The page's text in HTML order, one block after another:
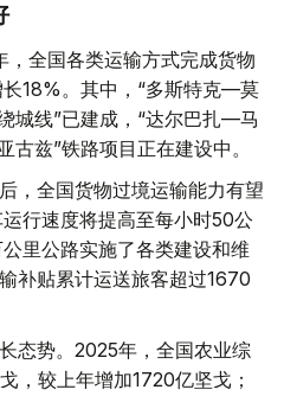
，全国各类运输方式完成货物
18%。其中，“多斯特克—莫
城线”已建成，“达尔巴扎—马
兹”铁路项目正在建设中。
，全国货物过境运输能力有望
行速度将提高至每小时50公
里公路实施了各类建设和维
补贴累计运送旅客超过1670
态势。2025年，全国农业综
，较上年增加1720亿坚戈；